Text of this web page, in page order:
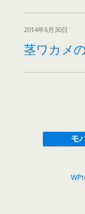
2014年6月30日
茎ワカメ
モ